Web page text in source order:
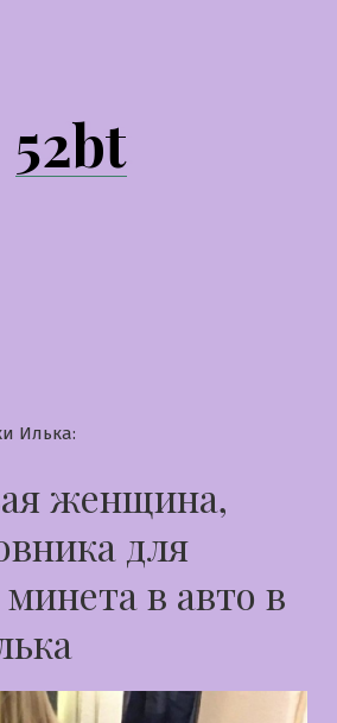
52bt
Илька:
женщина,
для
в авто в